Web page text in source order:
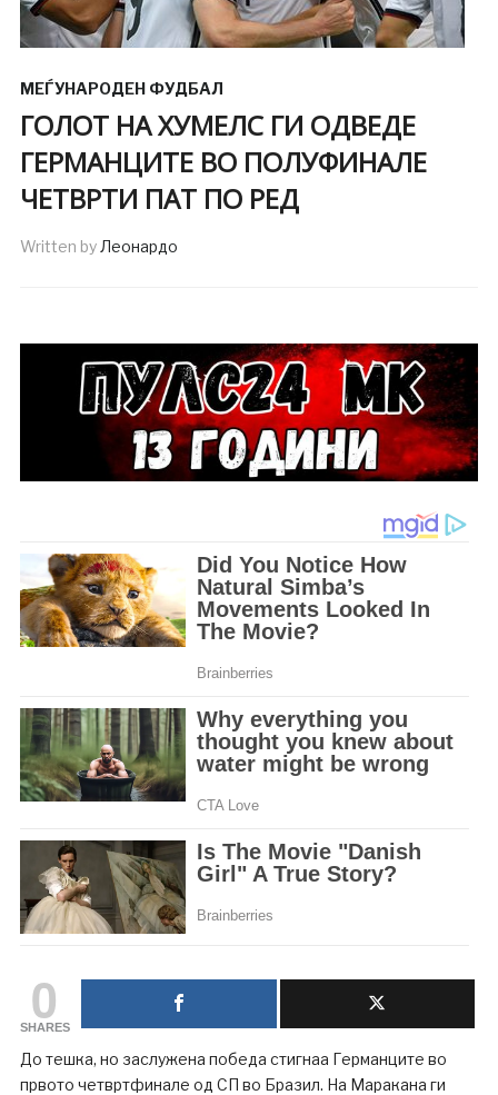
МЕЃУНАРОДЕН ФУДБАЛ
ГОЛОТ НА ХУМЕЛС ГИ ОДВЕДЕ
ГЕРМАНЦИТЕ ВО ПОЛУФИНАЛЕ
ЧЕТВРТИ ПАТ ПО РЕД
Written byЛеонардо
0
SHARES
До тешка, но заслужена победа стигнаа Германците во
првото четвртфинале од СП во Бразил. На Маракана ги